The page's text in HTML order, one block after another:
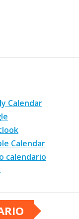
Calendar
Calendar
calendario